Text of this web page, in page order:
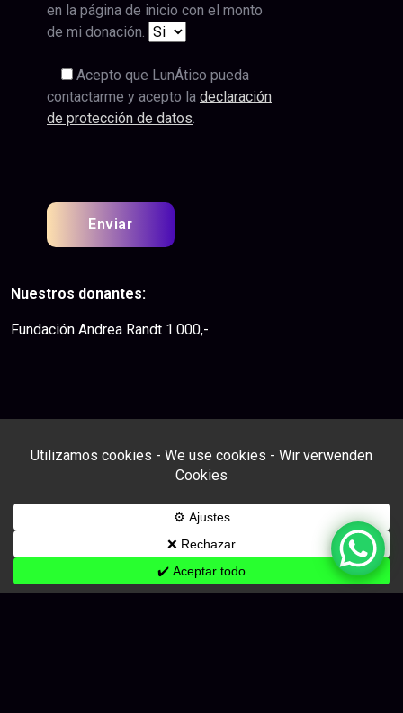
en la página de inicio con el monto
de mi donación.
Acepto que LunÁtico pueda
contactarme y acepto la declaración
de protección de datos.
Nuestros donantes:
Fundación Andrea Randt 1.000,-